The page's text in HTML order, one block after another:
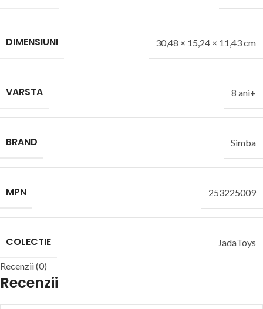
DIMENSIUNI 30,48 × 15,24 × 11,43 cm
VARSTA 8 ani+
BRAND Simba
MPN 253225009
COLECTIE JadaToys
Recenzii (0)
Recenzii